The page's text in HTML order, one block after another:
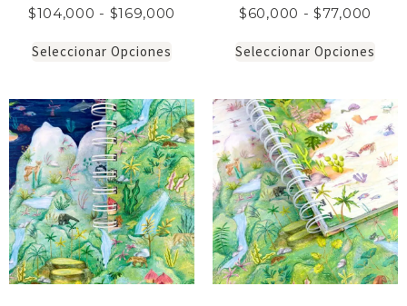
$104,000 - $169,000
Seleccionar Opciones
$60,000 - $77,000
Seleccionar Opciones